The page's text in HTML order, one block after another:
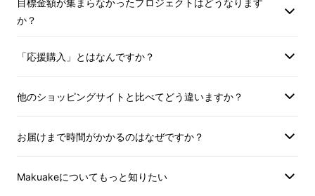
※デザイン・仕様は変更になる可能性
もございます。ご了承ください。
製造工程上の都合等により出荷時期が
※本製品にバッテリーは付属しませ
〈推奨品〉USB-A出力がDC5V2.4A以
※デザイン・仕様は
製造工程上の都合
※本製品にバッテリ
か？
「応援購入」とはなんですか？
他のショッピングサイトと比べてどう違いますか？
お届けまで時間がかかるのはなぜですか？
Makuakeについてもっと知りたい